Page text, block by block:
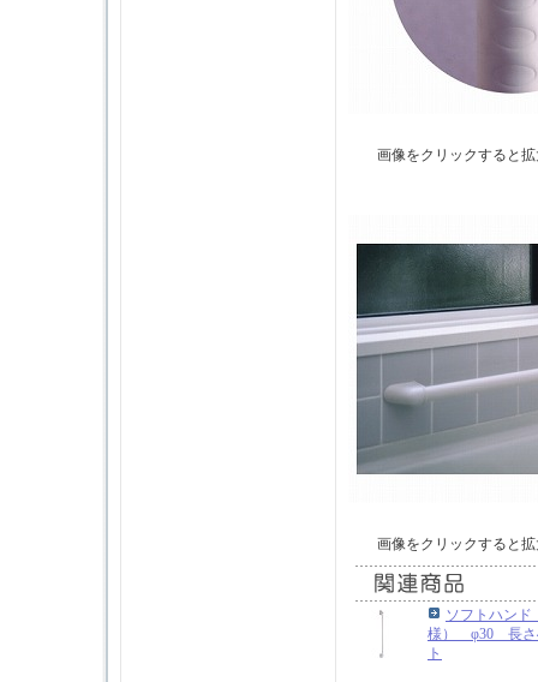
画像をクリックすると
画像をクリックすると
ソフトハン
様） φ30 長さ
ト